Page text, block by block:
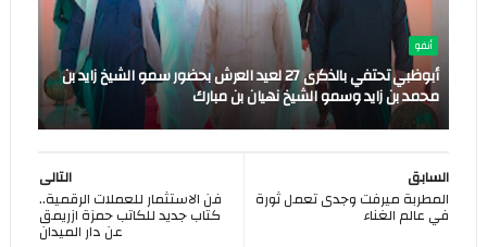
أنفو
أبوظبي تحتفي بالذكرى 27 لعيد العرش بحضور سمو الشيخ زايد بن
محمد بن زايد وسمو الشيخ نهيان بن مبارك
التالى
فن الاستثمار للعملات الرقمية..
كتاب جديد للكاتب حمزة ازريمق
عن دار الميدان
السابق
المطربة ميرفت وجدى تعمل ثورة
في عالم الغناء